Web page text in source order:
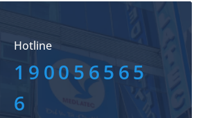
Hotline
190056565
6